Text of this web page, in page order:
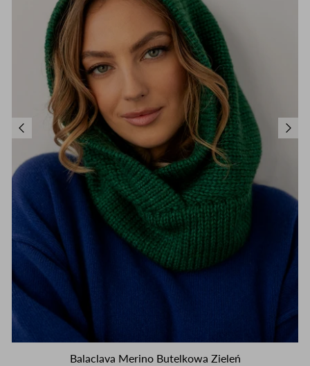
Balaclava Merino Butelkowa Zieleń